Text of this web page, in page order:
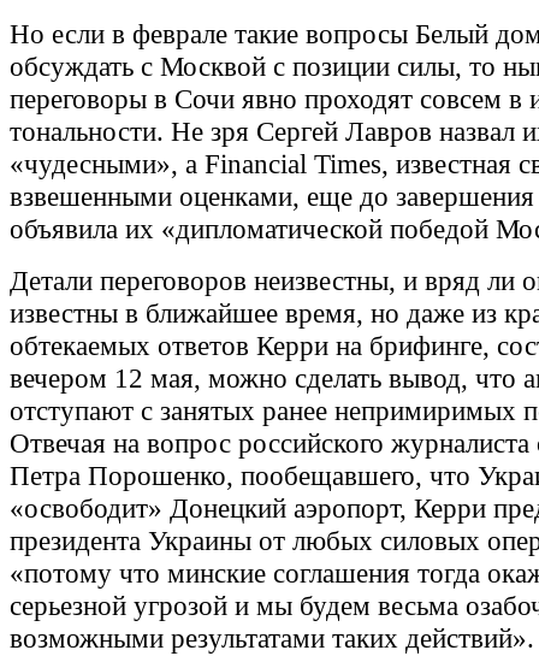
Но если в феврале такие вопросы Белый
обсуждать с Москвой с позиции силы, то
переговоры в Сочи явно проходят совсем в
тональности. Не зря Сергей Лавров назвал
«чудесными», а Financial Times, известная
взвешенными оценками, еще до завершения
объявила их «дипломатической победой
Детали переговоров неизвестны, и вряд ли
известны в ближайшее время, но даже из
обтекаемых ответов Керри на брифинге,
вечером 12 мая, можно сделать вывод, что
отступают с занятых ранее непримиримых
Отвечая на вопрос российского журналиста
Петра Порошенко, пообещавшего, что
«освободит» Донецкий аэропорт, Керри
президента Украины от любых силовых
«потому что минские соглашения тогда
серьезной угрозой и мы будем весьма
возможными результатами таких действий».